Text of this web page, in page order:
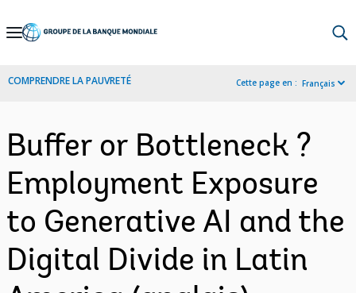
Skip
Navigation
COMPRENDRE LA PAUVRETÉ Cette page en : Français
Buffer or Bottleneck ?
Employment Exposure
to Generative AI and the
Digital Divide in Latin